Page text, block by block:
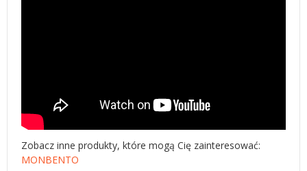
Zobacz inne produkty, które mogą Cię zainteresować:
MONBENTO